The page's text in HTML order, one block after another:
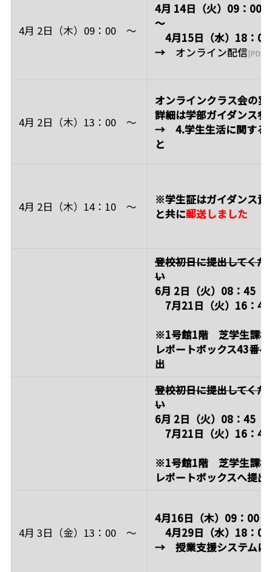
4月 2日（木）09：00 ～
4月 14日（火）09：00
～
4月15日（水）18：00
→ オンライン配信
4月 2日（木）13：00 ～
オンラインクラス会の実
詳細は学部ガイダンス参
→ 4.学生生活に関する
と
4月 2日（木）14：10 ～ ※学生証はガイダンス資
と共に郵送しました
登校初日に提出してくだ
い
6月 2日（火）08：45
7月21日（火）16：45
※1号館1階 芝学生課横
レポートボックス43番
出
登校初日に提出してくだ
い
6月 2日（火）08：45
7月21日（火）16：45
※1号館1階 芝学生課横
レポートボックスへ提出
4月 3日（金）13：00 ～
4月16日（木）09：00
4月29日（水）18：00
→ 授業支援システムに